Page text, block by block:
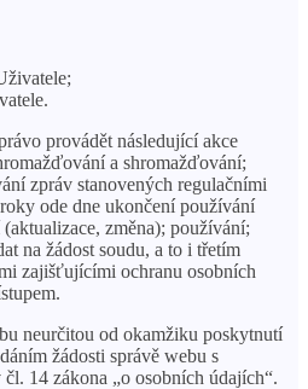
provádět následující akce
a shromažďování;
zpráv stanovených regulačními
ode dne ukončení používání
změna); používání;
na žádost soudu, a to i třetím
zajišťujícími ochranu osobních
neurčitou od okamžiku poskytnutí
žádosti správě webu s
14 zákona „o osobních údajích“.